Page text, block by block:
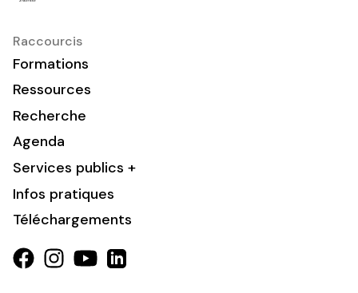
Raccourcis
Formations
Ressources
Recherche
Agenda
Services publics +
Infos pratiques
Téléchargements